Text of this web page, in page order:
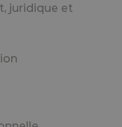
juridique et